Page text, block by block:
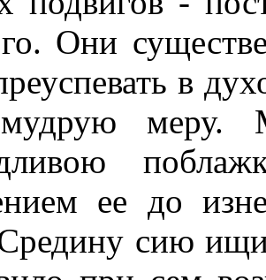
Они
в
меру.
ее до
сию